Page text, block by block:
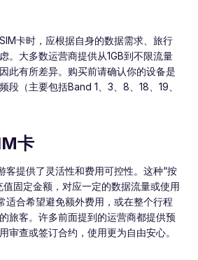
卡时，应根据自身的数据需求、旅行
。大多数运营商提供从1GB到不限流量
此有所差异。购买前请确认你的设备是
段（主要包括Band 1、3、8、18、19、
卡
客提供了灵活性和费用可控性。这种“按
值固定金额，对应一定的数据流量或使用
适合希望避免额外费用，或在整个行程
旅客。许多前面提到的运营商都提供预
审查或签订合约，使用更为自由安心。